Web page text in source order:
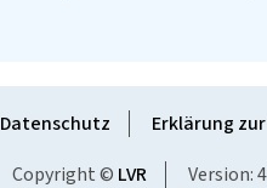
Datenschutz Erklärung
Copyright © LVR Version: